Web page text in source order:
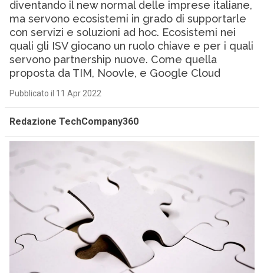
diventando il new normal delle imprese italiane,
ma servono ecosistemi in grado di supportarle
con servizi e soluzioni ad hoc. Ecosistemi nei
quali gli ISV giocano un ruolo chiave e per i quali
servono partnership nuove. Come quella
proposta da TIM, Noovle, e Google Cloud
Pubblicato il 11 Apr 2022
Redazione TechCompany360